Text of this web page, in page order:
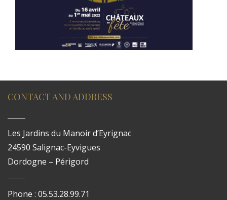
CONTACT AND ADDRESS
Les Jardins du Manoir d’Eyrignac
24590 Salignac-Eyvigues
Dordogne – Périgord
Phone : 05.53.28.99.71